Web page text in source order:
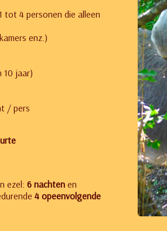
4 personen die alleen
enz.)
10 jaar)
/ pers
ezel: 6 nachtenen
4 opeenvolgende